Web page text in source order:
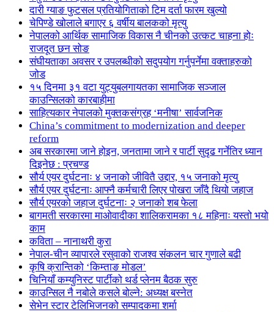
दारी ग्याङ फुटसल प्रतियोगिताको टिम दर्ता फारम खुल्यो
चेपिण्डे खोलाले बगाएर ६ वर्षीय बालकको मृत्यु
नेपालको आर्थिक सामाजिक विकास नै चीनको उत्कट चाहना होः
राजदूत छन सोङ
संघीयताका अवसर र उपलब्धीको सदुपयोग गर्नुपर्नेमा वक्ताहरुको
जोड
१५ दिनमा ३१ वटा युट्युबलगायतका सामाजिक सञ्जाल
काउन्सिलको कारबाहीमा
साहित्यकार नेपालको मुक्तकसंग्रह ‘मनीषा’ सार्वजनिक
China’s commitment to modernization and deeper
reform
अब सरकारमा जाने होइन, जनतामा जाने र पार्टी सुदृढ गर्नेतिर ध्यान
दिइनेछ : प्रचण्ड
सौर्य एयर दुर्घटनाः ४ जनाको जीवितै उद्दार, १५ जनाको मृत्यु
सौर्य एयर दुर्घटनाः आफ्नै कर्मचारी लिएर पोखरा जाँदै थियो जहाज
सौर्य एयरको जहाज दुर्घटनाः २ जनाको शब फेला
बागमती सरकारमा माओवादीका शालिकरामका १८ महिनाः यस्तो भयो
काम
कविता – नानाथरी कुरा
नेपाल-चीन व्यापारले रसुवाको राजश्व संकलन चार गुणाले बढी
कृषि क्रान्तिको ‘किम्ताङ मोडल’
चिनियाँ कम्युनिस्ट पार्टीको थर्ड प्लेनम बैठक सुरु
काउन्सिल नै नबोले कसले बोल्ने: अध्यक्ष बस्नेत
सेभेन स्टार टेलिभिजनको सम्पादकमा शर्मा